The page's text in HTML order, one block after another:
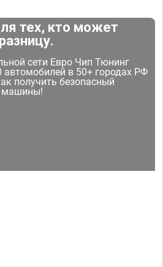
тех, кто может
сети Евро Чип Тюнинг
автомобилей в 50+ городах РФ
получить безопасный
машины!